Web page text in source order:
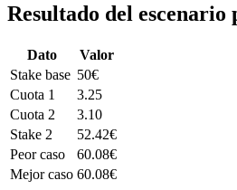
Resultado del escenario
Dato
Valor
Stake base 50€
Cuota 1
3.25
Cuota 2
3.10
Stake 2
52.42€
Peor caso
60.08€
Mejor caso 60.08€